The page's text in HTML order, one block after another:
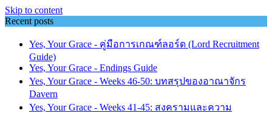
Skip to content
Recent posts
Yes, Your Grace - คู่มือการเกณฑ์ลอร์ด (Lord Recruitment
Guide)
Yes, Your Grace - Endings Guide
Yes, Your Grace - Weeks 46-50: บทสรุปของอาณาจักร
Davern
Yes, Your Grace - Weeks 41-45: สงครามและความ